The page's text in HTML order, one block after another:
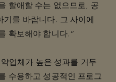
할애할 수는 없으므로, 공
를 바랍니다. 그 사이에
확보해야 합니다.”
업체가 높은 성과를 거두
수용하고 성공적인 프로그